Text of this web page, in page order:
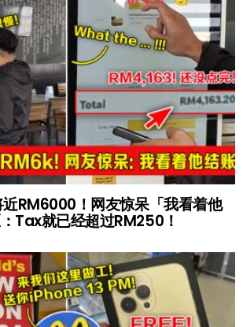
RM6000！网友惊呆「我看着他
Tax就已经超过RM250！